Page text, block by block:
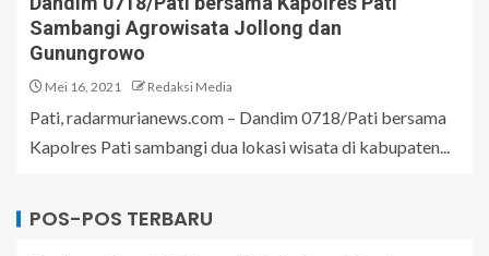
Sambangi Agrowisata Jollong dan
Gunungrowo
Mei 16, 2021 Redaksi Media
Pati, radarmurianews.com – Dandim 0718/Pati bersama
Kapolres Pati sambangi dua lokasi wisata di kabupaten...
POS-POS TERBARU